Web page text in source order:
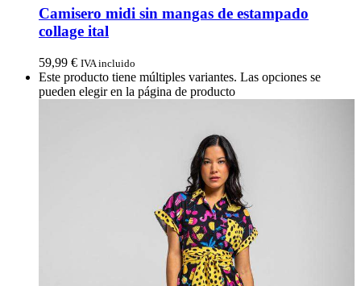
Camisero midi sin mangas de estampado
collage ital
59,99 € IVA incluido
Este producto tiene múltiples variantes. Las opciones se
pueden elegir en la página de producto